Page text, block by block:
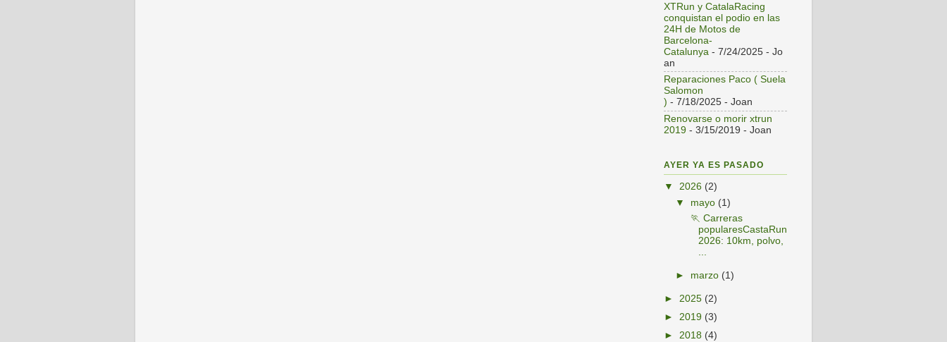
XTRun y CatalaRacing
conquistan el podio en las
24H de Motos de
Barcelona-
Catalunya - 7/24/2025 - Jo
an
Reparaciones Paco ( Suela
Salomon
) - 7/18/2025 - Joan
Renovarse o morir xtrun
2019 - 3/15/2019 - Joan
AYER YA ES PASADO
▼ 2026 (2)
▼ mayo (1)
🏃 Carreras
popularesCastaRun
2026: 10km, polvo,
...
► marzo (1)
► 2025 (2)
► 2019 (3)
► 2018 (4)